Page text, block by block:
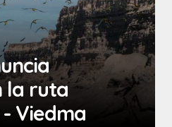
la ruta
Viedma